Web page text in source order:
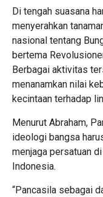
Di tengah suasana
menyerahkan
nasional tentang
bertema
Berbagai aktivitas
menanamkan nilai
kecintaan terhadap
Menurut Abraham,
ideologi bangsa
menjaga persatuan
Indonesia.
“Pancasila sebagai